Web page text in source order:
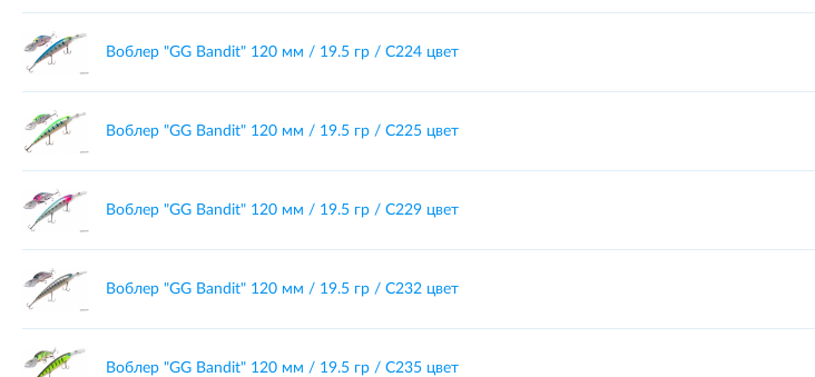
Воблер "GG Bandit" 120 мм / 19.5 гр / C224 цвет
Воблер "GG Bandit" 120 мм / 19.5 гр / C225 цвет
Воблер "GG Bandit" 120 мм / 19.5 гр / C229 цвет
Воблер "GG Bandit" 120 мм / 19.5 гр / C232 цвет
Воблер "GG Bandit" 120 мм / 19.5 гр / C235 цвет